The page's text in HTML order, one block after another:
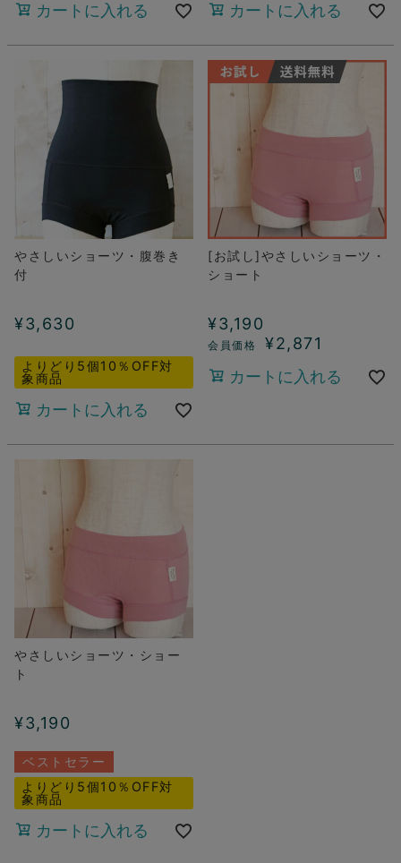
カートに入れる
カートに入れる
やさしいショーツ・腹巻き
付
¥3,630
よりどり5個10％OFF対
象商品
カートに入れる
[お試し]やさしいショーツ・
ショート
¥3,190
¥2,871
カートに入れる
やさしいショーツ・ショー
ト
¥3,190
ベストセラー
よりどり5個10％OFF対
象商品
カートに入れる